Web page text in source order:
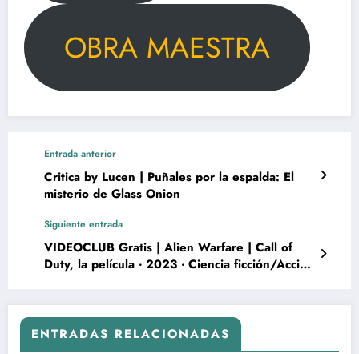
OBRA MAESTRA
Entrada anterior
Critica by Lucen | Puñales por la espalda: El
misterio de Glass Onion
Siguiente entrada
VIDEOCLUB Gratis | Alien Warfare | Call of
Duty, la película ‧ 2023 ‧ Ciencia ficción/Acción
ENTRADAS RELACIONADAS